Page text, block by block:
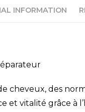
INFORMATION
cheveux, des
et vitalité grâce